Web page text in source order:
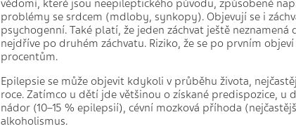
vědomí, které jsou neepileptického původu, způsobené
problémy se srdcem (mdloby, synkopy). Objevují se i
psychogenní. Také platí, že jeden záchvat ještě
nejdříve po druhém záchvatu. Riziko, že se po prvním
procentům.
Epilepsie se může objevit kdykoli v průběhu života,
roce. Zatímco u dětí jde většinou o získané predispozice, u
nádor (10–15 % epilepsií), cévní mozková příhoda
alkoholismus.